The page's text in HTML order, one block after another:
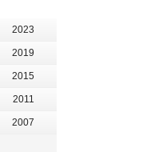
2023
2019
2015
2011
2007